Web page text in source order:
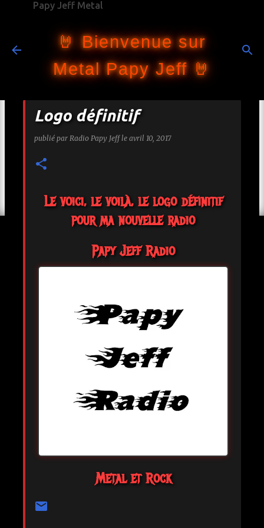
Papy Jeff Metal
🤘 Bienvenue sur
Metal Papy Jeff 🤘
Logo définitif
publié par Radio Papy Jeff le avril 10, 2017
Le voici, le voilà, le logo définitif
pour ma nouvelle radio
Papy Jeff Radio
Metal et Rock